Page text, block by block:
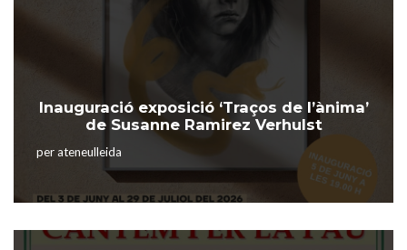
Inauguració exposició ‘Traços de l’ànima’
de Susanne Ramirez Verhulst
perateneulleida